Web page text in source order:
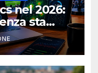
nel 2026:
sta
di vedere